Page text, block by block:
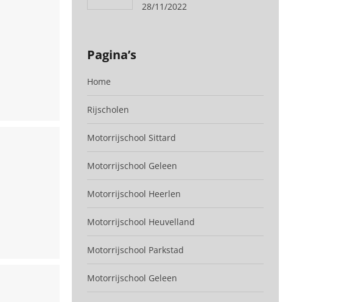
28/11/2022
Pagina’s
Home
Rijscholen
Motorrijschool Sittard
Motorrijschool Geleen
Motorrijschool Heerlen
Motorrijschool Heuvelland
Motorrijschool Parkstad
Motorrijschool Geleen